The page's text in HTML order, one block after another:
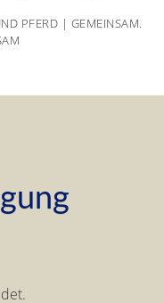
PFERD | GEMEINSAM.